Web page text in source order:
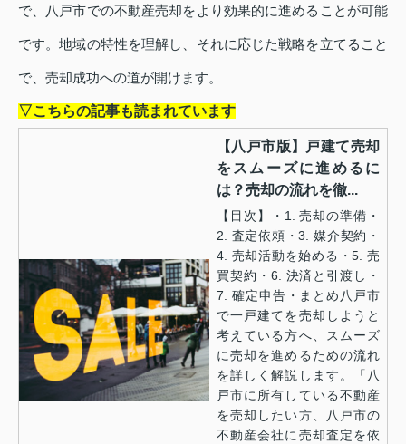
で、八戸市での不動産売却をより効果的に進めることが可能
です。地域の特性を理解し、それに応じた戦略を立てること
で、売却成功への道が開けます。
▽こちらの記事も読まれています
【八戸市版】戸建て売却
をスムーズに進めるに
は？売却の流れを徹...
【目次】・1. 売却の準備・
2. 査定依頼・3. 媒介契約・
4. 売却活動を始める・5. 売
買契約・6. 決済と引渡し・
7. 確定申告・まとめ八戸市
で一戸建てを売却しようと
考えている方へ、スムーズ
に売却を進めるための流れ
を詳しく解説します。「八
戸市に所有している不動産
を売却したい方、八戸市の
不動産会社に売却査定を依